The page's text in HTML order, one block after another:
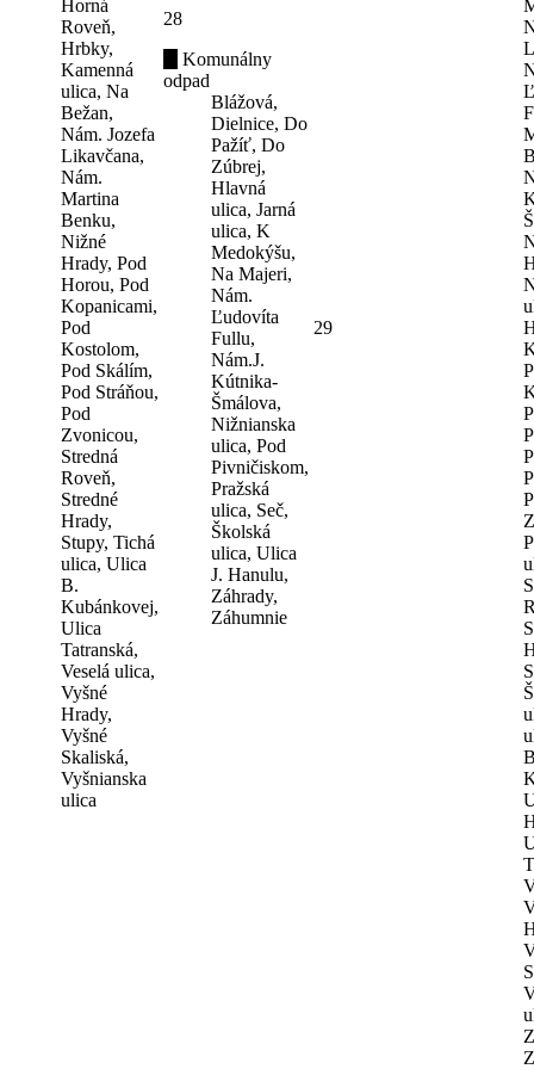
Horná
Roveň,
Hrbky,
Kamenná
ulica, Na
Bežan,
Nám. Jozefa
Likavčana,
Nám.
Martina
Benku,
Nižné
Hrady, Pod
Horou, Pod
Kopanicami,
Pod
Kostolom,
Pod Skálím,
Pod Stráňou,
Pod
Zvonicou,
Stredná
Roveň,
Stredné
Hrady,
Stupy, Tichá
ulica, Ulica
B.
Kubánkovej,
Ulica
Tatranská,
Veselá ulica,
Vyšné
Hrady,
Vyšné
Skaliská,
Vyšnianska
ulica
28
Komunálny
odpad
Blážová,
Dielnice, Do
Pažíť, Do
Zúbrej,
Hlavná
ulica, Jarná
ulica, K
Medokýšu,
Na Majeri,
Nám.
Ľudovíta
Fullu,
Nám.J.
Kútnika-
Šmálova,
Nižnianska
ulica, Pod
Pivničiskom,
Pražská
ulica, Seč,
Školská
ulica, Ulica
J. Hanulu,
Záhrady,
Záhumnie
29